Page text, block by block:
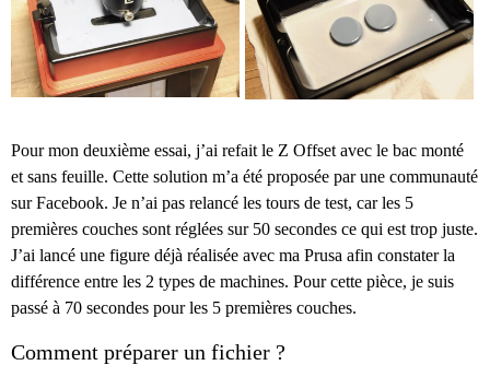
Pour mon deuxième essai, j’ai refait le Z Offset avec le bac monté
et sans feuille. Cette solution m’a été proposée par une communauté
sur Facebook. Je n’ai pas relancé les tours de test, car les 5
premières couches sont réglées sur 50 secondes ce qui est trop juste.
J’ai lancé une figure déjà réalisée avec ma Prusa afin constater la
différence entre les 2 types de machines. Pour cette pièce, je suis
passé à 70 secondes pour les 5 premières couches.
Comment préparer un fichier ?